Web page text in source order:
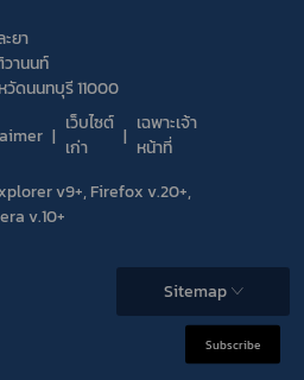
ยา
านนท์
ดนนทบุรี 11000
เว็บไซต์
เก่า
เฉพาะเจ้า
หน้าที่
v9+, Firefox v.20+,
v.10+
Sitemap
Subscribe